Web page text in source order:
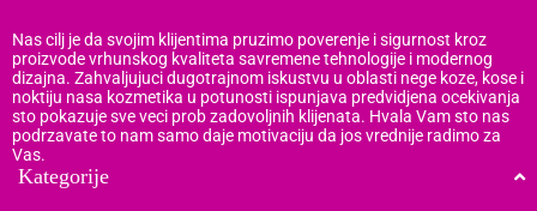
Nas cilj je da svojim klijentima pruzimo poverenje i sigurnost kroz
proizvode vrhunskog kvaliteta savremene tehnologije i modernog
dizajna. Zahvaljujuci dugotrajnom iskustvu u oblasti nege koze, kose i
noktiju nasa kozmetika u potunosti ispunjava predvidjena ocekivanja
sto pokazuje sve veci prob zadovoljnih klijenata. Hvala Vam sto nas
podrzavate to nam samo daje motivaciju da jos vrednije radimo za
Vas.
Kategorije